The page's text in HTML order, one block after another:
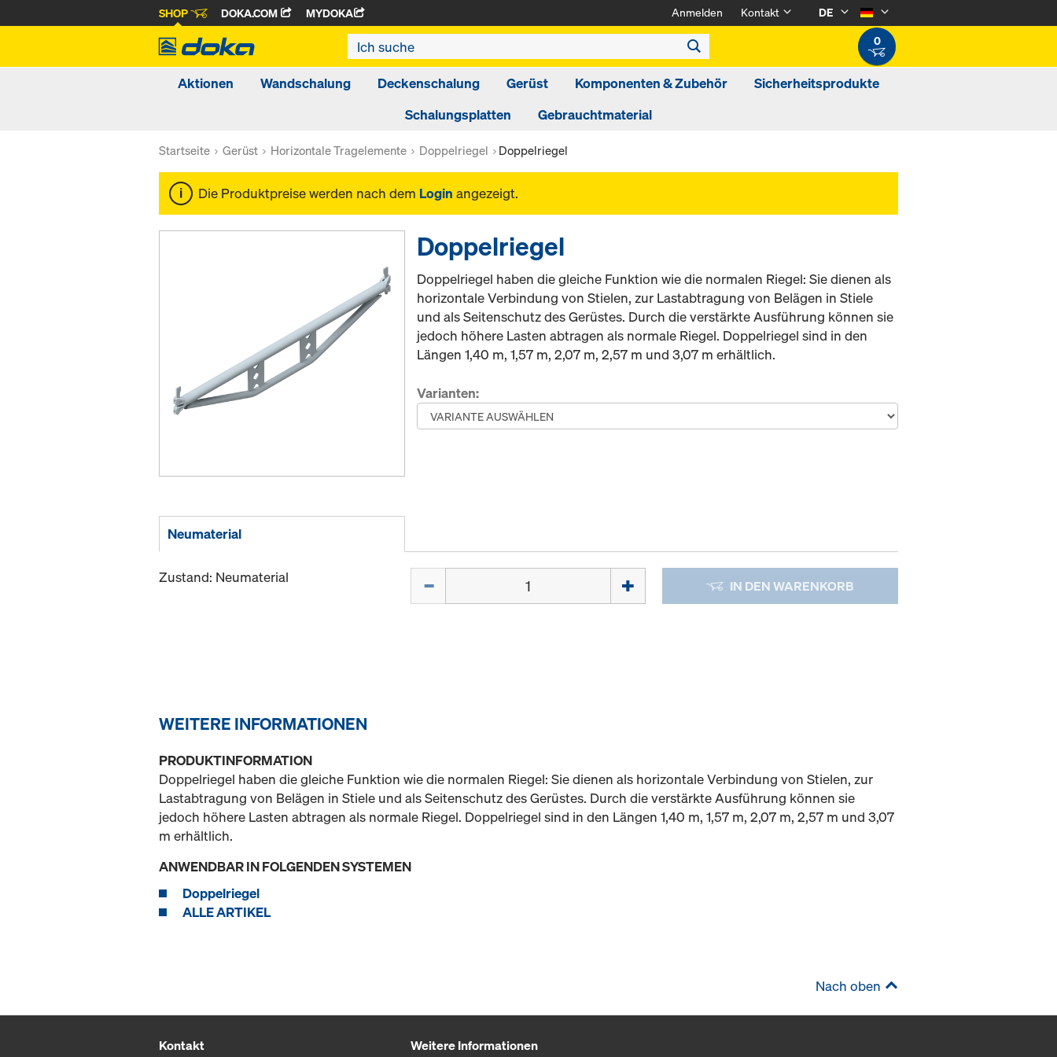
SHOP DOKA.COM MYDOKA Anmelden Kontakt
DE
0
Aktionen Wandschalung Deckenschalung Gerüst Komponenten & Zubehör
Sicherheitsprodukte
Schalungsplatten
Gebrauchtmaterial
Startseite Gerüst Horizontale Tragelemente Doppelriegel Doppelriegel
Die Produktpreise werden nach dem Login angezeigt.
Doppelriegel
Doppelriegel haben die gleiche Funktion wie die normalen Riegel: Sie dienen als
horizontale Verbindung von Stielen, zur Lastabtragung von Belägen in Stiele
und als Seitenschutz des Gerüstes. Durch die verstärkte Ausführung können sie
jedoch höhere Lasten abtragen als normale Riegel. Doppelriegel sind in den
Längen 1,40 m, 1,57 m, 2,07 m, 2,57 m und 3,07 m erhältlich.
Varianten:
Neumaterial
Zustand: Neumaterial IN DEN WARENKORB
WEITERE INFORMATIONEN
PRODUKTINFORMATION
Doppelriegel haben die gleiche Funktion wie die normalen Riegel: Sie dienen als horizontale Verbindung von Stielen, zur
Lastabtragung von Belägen in Stiele und als Seitenschutz des Gerüstes. Durch die verstärkte Ausführung können sie
jedoch höhere Lasten abtragen als normale Riegel. Doppelriegel sind in den Längen 1,40 m, 1,57 m, 2,07 m, 2,57 m und 3,07
m erhältlich.
ANWENDBAR IN FOLGENDEN SYSTEMEN
Doppelriegel
ALLE ARTIKEL
Nach oben
Kontakt Weitere Informationen